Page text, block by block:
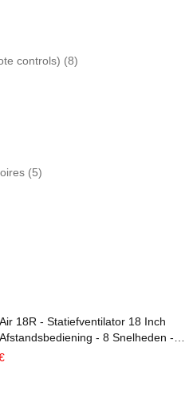
controls) (8)
(5)
18R - Statiefventilator 18 Inch
- 8 Snelheden -
- Verstelbare Hoogte - 70W -